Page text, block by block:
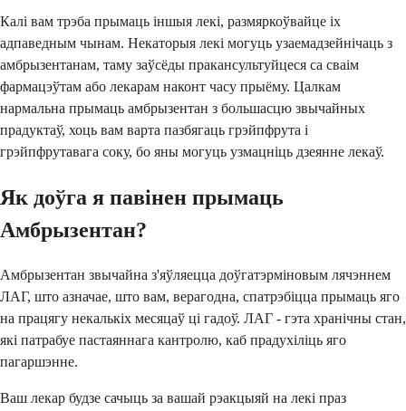
Калі вам трэба прымаць іншыя лекі, размяркоўвайце іх
адпаведным чынам. Некаторыя лекі могуць узаемадзейнічаць з
амбрызентанам, таму заўсёды пракансультуйцеся са сваім
фармацэўтам або лекарам наконт часу прыёму. Цалкам
нармальна прымаць амбрызентан з большасцю звычайных
прадуктаў, хоць вам варта пазбягаць грэйпфрута і
грэйпфрутавага соку, бо яны могуць узмацніць дзеянне лекаў.
Як доўга я павінен прымаць
Амбрызентан?
Амбрызентан звычайна з'яўляецца доўгатэрміновым лячэннем
ЛАГ, што азначае, што вам, верагодна, спатрэбіцца прымаць яго
на працягу некалькіх месяцаў ці гадоў. ЛАГ - гэта хранічны стан,
які патрабуе пастаяннага кантролю, каб прадухіліць яго
пагаршэнне.
Ваш лекар будзе сачыць за вашай рэакцыяй на лекі праз